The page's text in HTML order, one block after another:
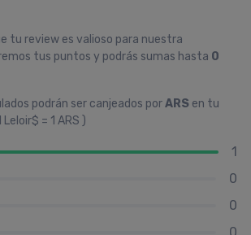
tu review es valioso para nuestra
tus puntos y podrás sumas hasta 0
podrán ser canjeados porARS en tu
= 1 ARS )
1
0
0